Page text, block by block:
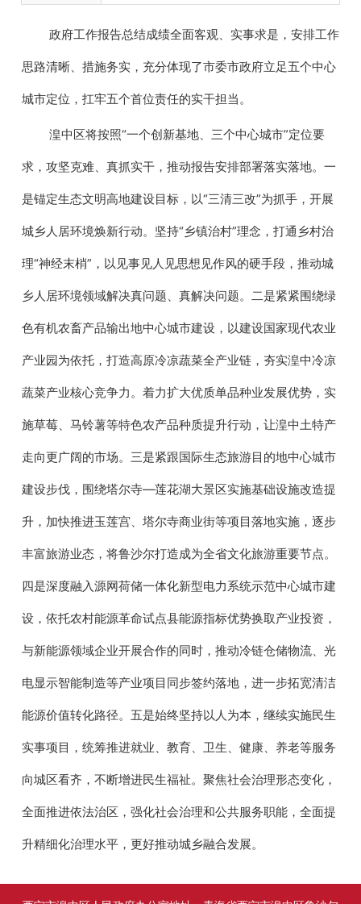
政府工作报告总结成绩全面客观、实事求是，安排工作
思路清晰、措施务实，充分体现了市委市政府立足五个中心
城市定位，扛牢五个首位责任的实干担当。
湟中区将按照“一个创新基地、三个中心城市”定位要
求，攻坚克难、真抓实干，推动报告安排部署落实落地。一
是锚定生态文明高地建设目标，以“三清三改”为抓手，开展
城乡人居环境焕新行动。坚持“乡镇治村”理念，打通乡村治
理“神经末梢”，以见事见人见思想见作风的硬手段，推动城
乡人居环境领域解决真问题、真解决问题。二是紧紧围绕绿
色有机农畜产品输出地中心城市建设，以建设国家现代农业
产业园为依托，打造高原冷凉蔬菜全产业链，夯实湟中冷凉
蔬菜产业核心竞争力。着力扩大优质单品种业发展优势，实
施草莓、马铃薯等特色农产品种质提升行动，让湟中土特产
走向更广阔的市场。三是紧跟国际生态旅游目的地中心城市
建设步伐，围绕塔尔寺—莲花湖大景区实施基础设施改造提
升，加快推进玉莲宫、塔尔寺商业街等项目落地实施，逐步
丰富旅游业态，将鲁沙尔打造成为全省文化旅游重要节点。
四是深度融入源网荷储一体化新型电力系统示范中心城市建
设，依托农村能源革命试点县能源指标优势换取产业投资，
与新能源领域企业开展合作的同时，推动冷链仓储物流、光
电显示智能制造等产业项目同步签约落地，进一步拓宽清洁
能源价值转化路径。五是始终坚持以人为本，继续实施民生
实事项目，统筹推进就业、教育、卫生、健康、养老等服务
向城区看齐，不断增进民生福祉。聚焦社会治理形态变化，
全面推进依法治区，强化社会治理和公共服务职能，全面提
升精细化治理水平，更好推动城乡融合发展。